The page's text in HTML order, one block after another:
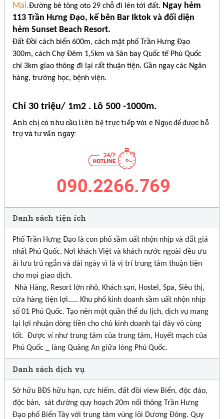
Mai.Đường bê tông oto 29 chỗ đi lên tới đất. Ngay hẻm
113 Trần Hưng Đạo, kế bên Bar Iktok và đối diện
hẻm Sunset Beach Resort.
Đất Đồi cách biển 600m, cách mặt phố Trần Hưng Đạo
300m, cách Chợ Đêm 1,5km và Sân bay Quốc tế Phú Quốc
chỉ 3km giao thông đi lại rất thuận tiện. Gần ngay các Ngân
hàng, trường học, bệnh viện.
Chỉ 30 triệu/ 1m2 . Lô 500 -1000m.
Anh chị có nhu cầu liên hệ trực tiếp với e Ngọc để được hỗ
trợ và tư vấn ngay:
Danh sách tiện ích
Phố Trần Hưng Đạo là con phố sầm uất nhộn nhịp và đắt giá
nhất Phú Quốc. Nơi khách Việt và khách nước ngoài đều ưu
ái lưu trú ngắn và dài ngày vì là vị trí trung tâm thuận tiện
cho mọi giao dịch.
Nhà Hàng, Resort lớn nhỏ, Khách sạn, Hostel, Spa, Siêu thị,
cửa hàng tiện lợi..... Khu phố kinh doanh sầm uất nhộn nhịp
số 01 Phú Quốc. Tạo nên một quần thể du lịch, dịch vụ mang
lại lợi nhuận dòng tiền cho chủ kinh doanh tại đây vô cùng
tốt. Được ví như trung tâm của trung tâm, Huyết mạch của
Phú Quốc _ làng Quảng An giữa lòng Phú Quốc.
Danh sách dịch vụ
Sở hữu BĐS hữu hạn, cực hiếm, đất đồi view Biển, độc đáo,
độc bản, sát đường quy hoạch 20m nối thông Trần Hưng
Đạo phố Biển Tây với trung tâm vùng lõi Dương Đông. Quy